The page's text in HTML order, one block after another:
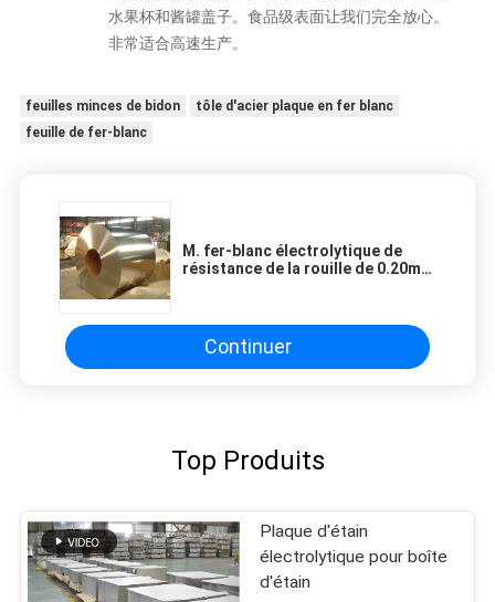
水果杯和酱罐盖子。食品级表面让我们完全放心。
非常适合高速生产。
feuilles minces de bidon
tôle d'acier plaque en fer blanc
feuille de fer-blanc
M. fer-blanc électrolytique de
résistance de la rouille de 0.20mm
de fer-blanc d'emballage de
nourriture
Continuer
Top Produits
Plaque d'étain
électrolytique pour boîte
d'étain